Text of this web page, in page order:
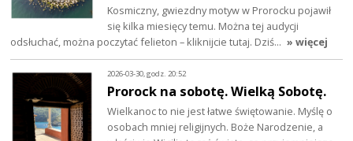
Kosmiczny, gwiezdny motyw w Prorocku pojawił
się kilka miesięcy temu. Można tej audycji
odsłuchać, można poczytać felieton – kliknijcie tutaj. Dziś… » więcej
2026-03-30, godz. 20:52
Prorock na sobotę. Wielką Sobotę.
Wielkanoc to nie jest łatwe świętowanie. Myślę o
osobach mniej religijnych. Boże Narodzenie, a